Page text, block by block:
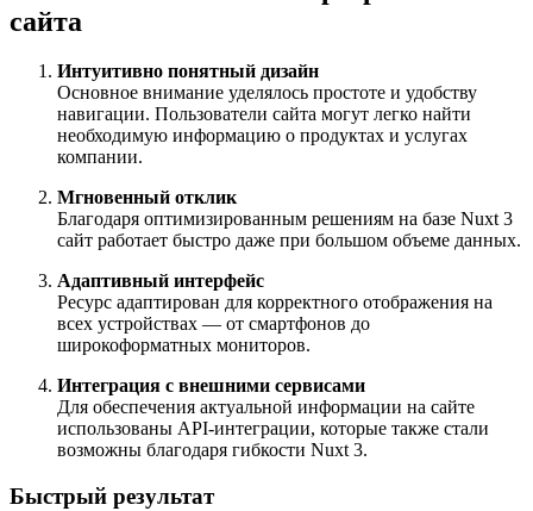
сайта
Интуитивно понятный дизайн
Основное внимание уделялось простоте и удобству
навигации. Пользователи сайта могут легко найти
необходимую информацию о продуктах и услугах
компании.
Мгновенный отклик
Благодаря оптимизированным решениям на базе Nuxt 3
сайт работает быстро даже при большом объеме данных.
Адаптивный интерфейс
Ресурс адаптирован для корректного отображения на
всех устройствах — от смартфонов до
широкоформатных мониторов.
Интеграция с внешними сервисами
Для обеспечения актуальной информации на сайте
использованы API-интеграции, которые также стали
возможны благодаря гибкости Nuxt 3.
Быстрый результат